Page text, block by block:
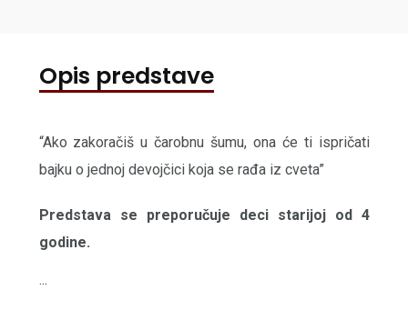
Opis predstave
“Ako zakoračiš u čarobnu šumu, ona će ti ispričati
bajku o jednoj devojčici koja se rađa iz cveta”
Predstava se preporučuje deci starijoj od 4
godine.
...